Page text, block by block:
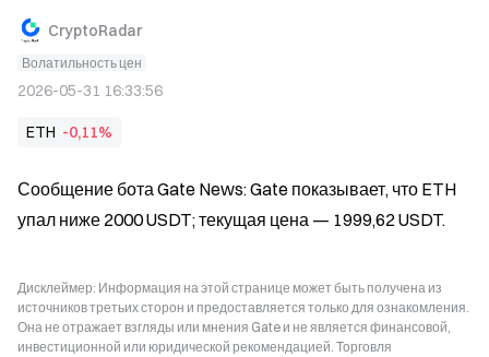
CryptoRadar
Волатильность цен
2026-05-31 16:33:56
ETH -0,11%
Сообщение бота Gate News: Gate показывает, что ETH
упал ниже 2000 USDT; текущая цена — 1999,62 USDT.
Дисклеймер: Информация на этой странице может быть получена из
источников третьих сторон и предоставляется только для ознакомления.
Она не отражает взгляды или мнения Gate и не является финансовой,
инвестиционной или юридической рекомендацией. Торговля